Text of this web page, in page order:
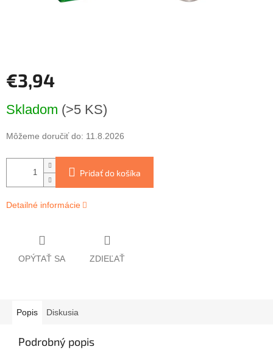
€3,94
cena:
Skladom (>5 KS)
Môžeme doručiť do: 11.8.2026
Pridať do košíka
Detailné informácie
OPÝTAŤ SA ZDIEĽAŤ
Popis Diskusia
Podrobný popis